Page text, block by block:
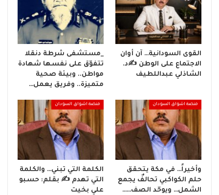
القوى السودانية… آن أوان
الاجتماع على الوطن ✍️د.
الشاذلي عبداللطيف
_مستشفى شرطة دنقلا
تتفوّق على نفسها شهادة
مواطن.. وبيئة صحية
متميزة.. وفريق يعمل…
منصة اشواق السودان
وأخيراً… في مكة يتحقق
حلم الكواكبي تحالفٌ يجمع
الشمل… ويوحّد الصف……
منصة اشواق السودان
الكلمة التي تبني… والكلمة
التي تهدم ✍ بقلم: حسبو
علي بخيت